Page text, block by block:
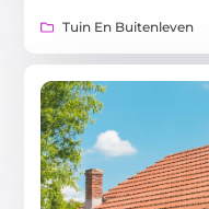
Tuin En Buitenleven